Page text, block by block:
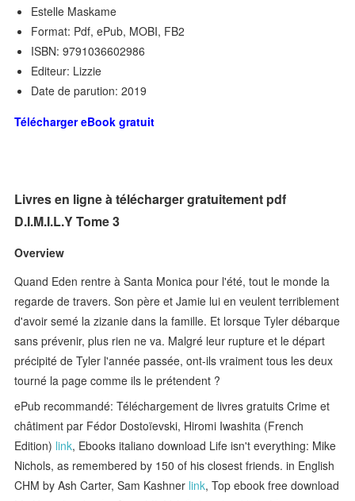
Estelle Maskame
Format: Pdf, ePub, MOBI, FB2
ISBN: 9791036602986
Editeur: Lizzie
Date de parution: 2019
Télécharger eBook gratuit
Livres en ligne à télécharger gratuitement pdf
D.I.M.I.L.Y Tome 3
Overview
Quand Eden rentre à Santa Monica pour l'été, tout le monde la
regarde de travers. Son père et Jamie lui en veulent terriblement
d'avoir semé la zizanie dans la famille. Et lorsque Tyler débarque
sans prévenir, plus rien ne va. Malgré leur rupture et le départ
précipité de Tyler l'année passée, ont-ils vraiment tous les deux
tourné la page comme ils le prétendent ?
ePub recommandé: Téléchargement de livres gratuits Crime et
châtiment par Fédor Dostoïevski, Hiromi Iwashita (French
Edition) link, Ebooks italiano download Life isn't everything: Mike
Nichols, as remembered by 150 of his closest friends. in English
CHM by Ash Carter, Sam Kashner link, Top ebook free download